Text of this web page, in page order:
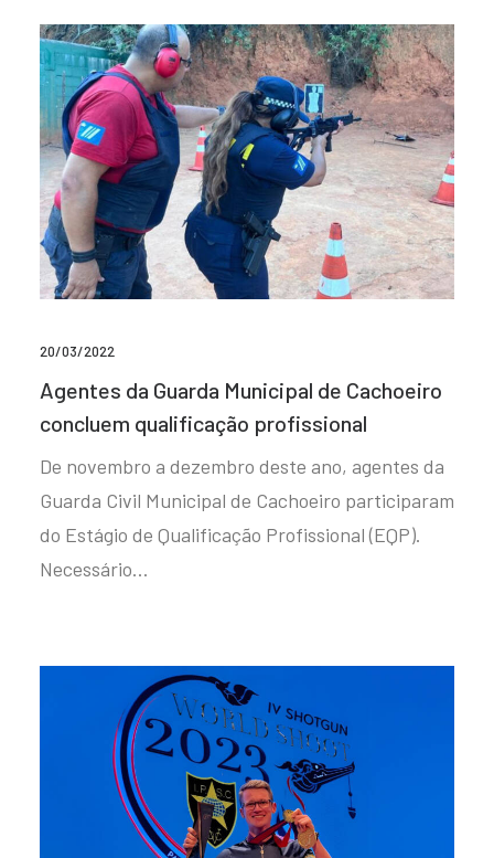
20/03/2022
Agentes da Guarda Municipal de Cachoeiro
concluem qualificação profissional
De novembro a dezembro deste ano, agentes da
Guarda Civil Municipal de Cachoeiro participaram
do Estágio de Qualificação Profissional (EQP).
Necessário…